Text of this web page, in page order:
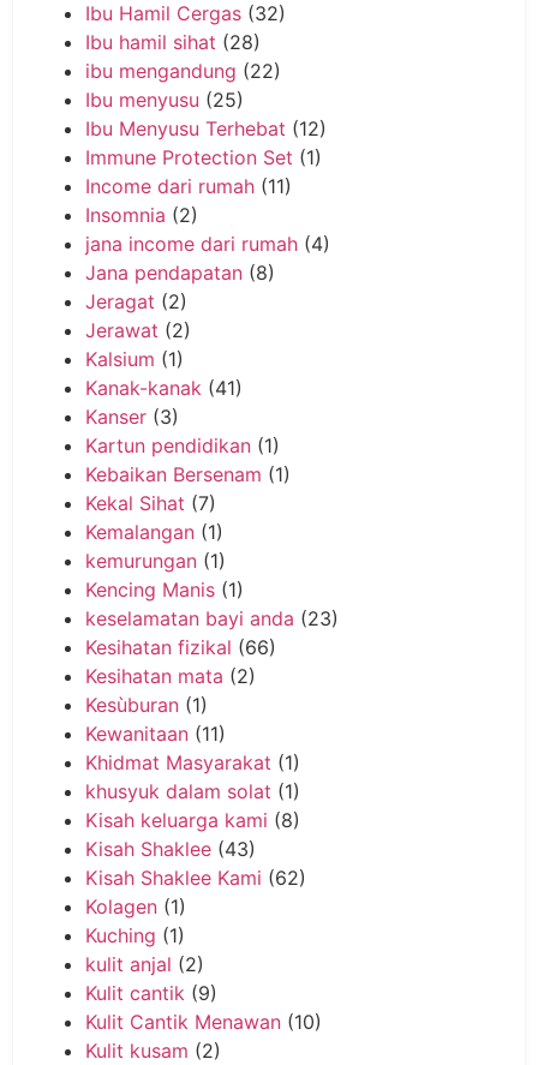
Ibu Hamil Cergas (32)
Ibu hamil sihat (28)
ibu mengandung (22)
Ibu menyusu (25)
Ibu Menyusu Terhebat (12)
Immune Protection Set (1)
Income dari rumah (11)
Insomnia (2)
jana income dari rumah (4)
Jana pendapatan (8)
Jeragat (2)
Jerawat (2)
Kalsium (1)
Kanak-kanak (41)
Kanser (3)
Kartun pendidikan (1)
Kebaikan Bersenam (1)
Kekal Sihat (7)
Kemalangan (1)
kemurungan (1)
Kencing Manis (1)
keselamatan bayi anda (23)
Kesihatan fizikal (66)
Kesihatan mata (2)
Kesùburan (1)
Kewanitaan (11)
Khidmat Masyarakat (1)
khusyuk dalam solat (1)
Kisah keluarga kami (8)
Kisah Shaklee (43)
Kisah Shaklee Kami (62)
Kolagen (1)
Kuching (1)
kulit anjal (2)
Kulit cantik (9)
Kulit Cantik Menawan (10)
Kulit kusam (2)